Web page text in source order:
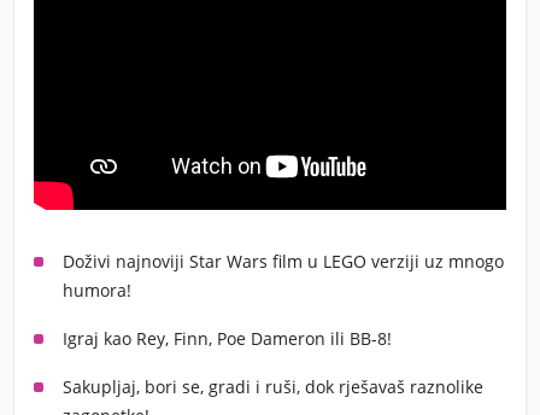
Doživi najnoviji Star Wars film u LEGO verziji uz mnogo
humora!
Igraj kao Rey, Finn, Poe Dameron ili BB-8!
Sakupljaj, bori se, gradi i ruši, dok rješavaš raznolike